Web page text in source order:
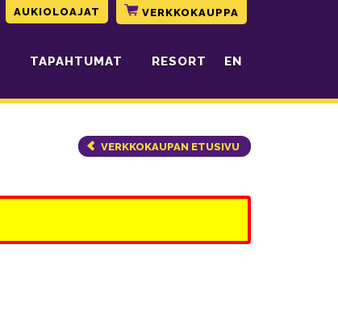
AUKIOLOAJAT VERKKOKAUPPA
TAPAHTUMAT RESORT EN
VERKKOKAUPAN ETUSIVU